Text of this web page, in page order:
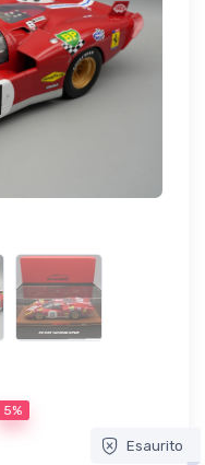
5%
Esaurito